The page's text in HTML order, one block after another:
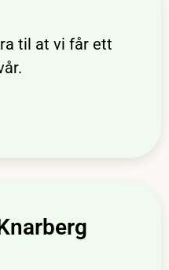
til at vi får ett